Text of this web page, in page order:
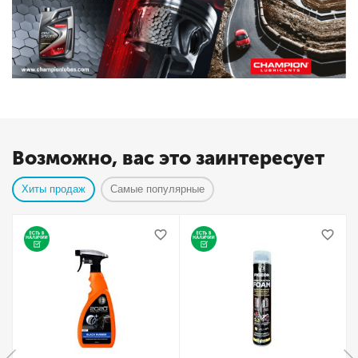
Возможно, вас это заинтересует
Хиты продаж Самые популярные